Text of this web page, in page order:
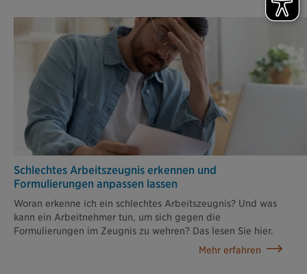
Schlechtes Arbeitszeugnis erkennen und
Formulierungen anpassen lassen
Woran erkenne ich ein schlechtes Arbeitszeugnis? Und was
kann ein Arbeitnehmer tun, um sich gegen die
Formulierungen im Zeugnis zu wehren? Das lesen Sie hier.
Mehr erfahren